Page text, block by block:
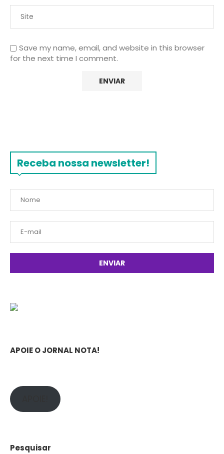
Save my name, email, and website in this browser
for the next time I comment.
Receba nossa newsletter!
APOIE O JORNAL NOTA!
Pesquisar